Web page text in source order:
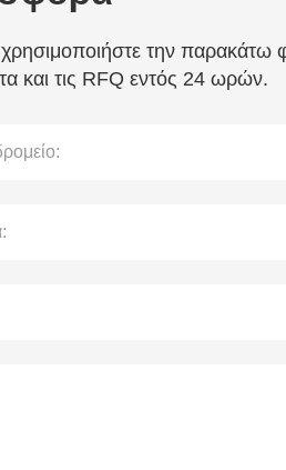
την
και τις RFQ εντός 24 ωρών.